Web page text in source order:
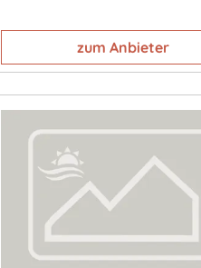
zum Anbieter